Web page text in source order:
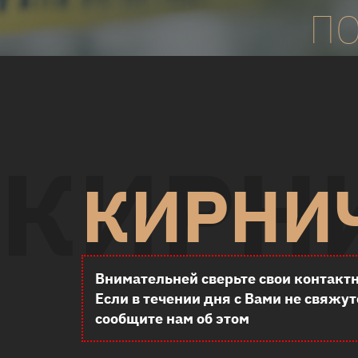
Внимательней сверьте свои
Если в течении дня с Вами не
сообщите нам об этом